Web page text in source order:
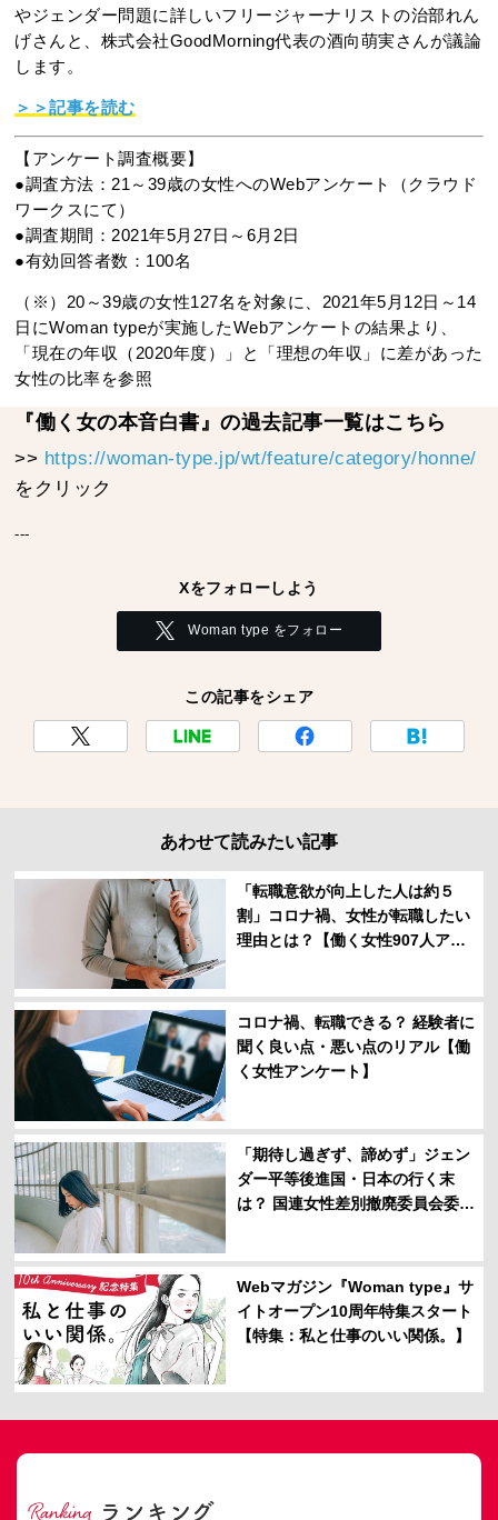
やジェンダー問題に詳しいフリージャーナリストの治部れん
げさんと、株式会社GoodMorning代表の酒向萌実さんが議論
します。
＞＞記事を読む
【アンケート調査概要】
●調査方法：21～39歳の女性へのWebアンケート（クラウド
ワークスにて）
●調査期間：2021年5月27日～6月2日
●有効回答者数：100名
（※）20～39歳の女性127名を対象に、2021年5月12日～14
日にWoman typeが実施したWebアンケートの結果より、
「現在の年収（2020年度）」と「理想の年収」に差があった
女性の比率を参照
『働く女の本音白書』の過去記事一覧はこちら
>> https://woman-type.jp/wt/feature/category/honne/
をクリック
---
Xをフォローしよう
Woman type をフォロー
この記事をシェア
あわせて読みたい記事
「転職意欲が向上した人は約５
割」コロナ禍、女性が転職したい
理由とは？【働く女性907人アン
コロナ禍、転職できる？ 経験者に
聞く良い点・悪い点のリアル【働
く女性アンケート】
「期待し過ぎず、諦めず」ジェン
ダー平等後進国・日本の行く末
は？ 国連女性差別撤廃委員会委
Webマガジン『Woman type』サ
イトオープン10周年特集スタート
【特集：私と仕事のいい関係。】